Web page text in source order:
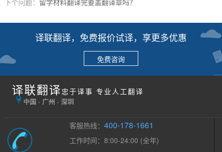
译联翻译，免费报价试译，享更多优惠
免费咨询
译联翻译 忠于译事 专业人工翻译
中国 · 广州 · 深圳
客服热线：400-178-1661
工作时间：8:00-24:00 (全年)